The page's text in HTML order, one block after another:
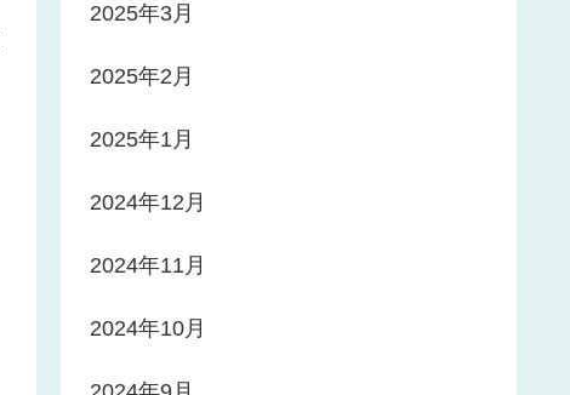
2025年3月
2025年2月
2025年1月
2024年12月
2024年11月
2024年10月